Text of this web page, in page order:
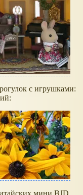
с игрушками:
мини BJD